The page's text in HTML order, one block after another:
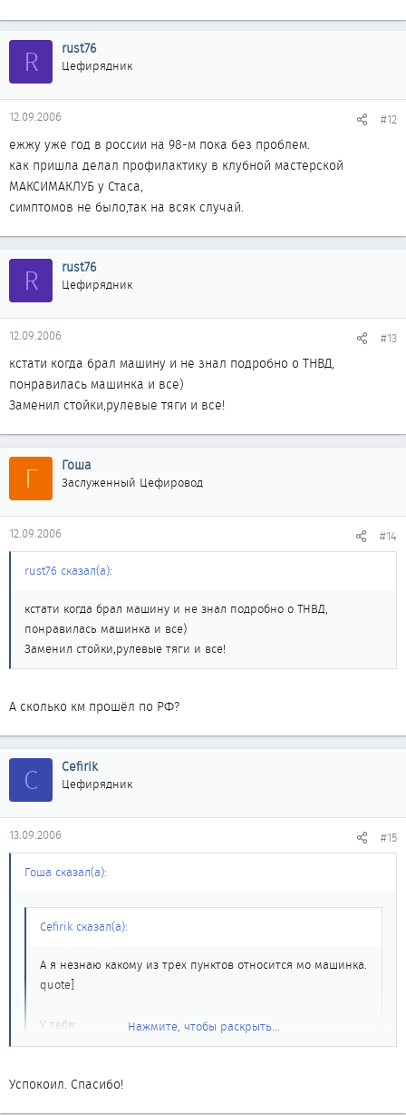
R rust76
Цефирядник
12.09.2006 #12
ежжу уже год в россии на 98-м пока без проблем.
как пришла делал профилактику в клубной мастерской
МАКСИМАКЛУБ у Стаса,
симптомов не было,так на всяк случай.
R rust76
Цефирядник
12.09.2006 #13
кстати когда брал машину и не знал подробно о ТНВД,
понравилась машинка и все)
Заменил стойки,рулевые тяги и все!
Г Гоша
Заслуженный Цефировод
12.09.2006 #14
rust76 сказал(а):
кстати когда брал машину и не знал подробно о ТНВД,
понравилась машинка и все)
Заменил стойки,рулевые тяги и все!
А сколько км прошёл по РФ?
C Cefirik
Цефирядник
13.09.2006 #15
Гоша сказал(а):
Cefirik сказал(а):
А я незнаю какому из трех пунктов относится мо машинка.
quote]
У тебя:
1) многоточечный впрыск (он же распределенный впрыск,
ТНВД нет!
Нажмите, чтобы раскрыть...
Успокоил. Спасибо!